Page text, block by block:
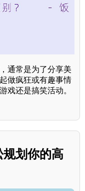
通常是为了分享美
做疯狂或有趣事情
戏还是搞笑活动。
划你的高